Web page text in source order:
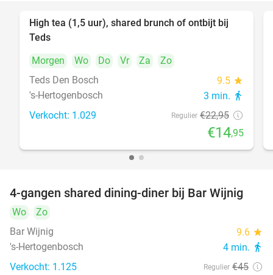
35%
High tea (1,5 uur), shared brunch of ontbijt bij
Teds
Morgen
Wo Do Vr Za
Zo
Teds Den Bosch
9.5 star
's-Hertogenbosch 3 min. directions_walk
Verkocht: 1.029 Regulier €22,95
€14,95
45%
4-gangen shared dining-diner bij Bar Wijnig
Wo
Zo
Bar Wijnig
9.6 star
's-Hertogenbosch 4 min. directions_walk
Verkocht: 1.125 Regulier €45